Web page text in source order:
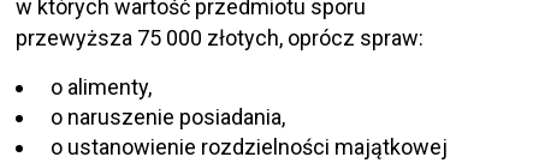
w których wartość przedmiotu sporu
przewyższa 75 000 złotych, oprócz spraw:
o alimenty,
o naruszenie posiadania,
o ustanowienie rozdzielności majątkowej